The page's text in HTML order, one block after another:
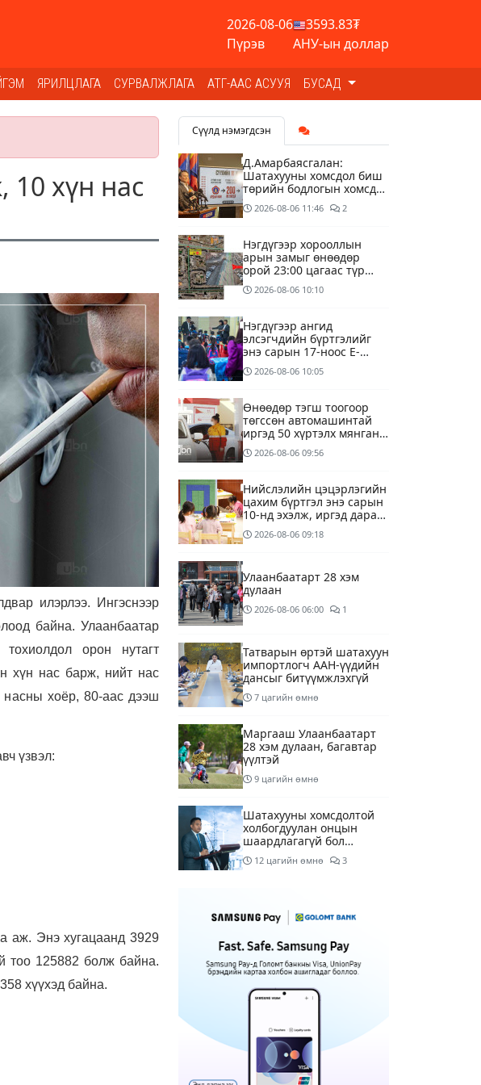
2026-08-06
Пүрэв
3593.83₮
АНУ-ын доллар
ЯРИЛЦЛАГА СУРВАЛЖЛАГА АТГ-ААС АСУУЯ БУСАД
10 хүн нас
илэрлээ. Ингэснээр
байна. Улаанбаатар
орон нутагт
хүн нас барж, нийт нас
насны хоёр, 80-аас дээш
үзвэл:
аж. Энэ хугацаанд 3929
тоо 125882 болж байна.
хүүхэд байна.
Сүүлд нэмэгдсэн
Д.Амарбаясгалан:
Шатахууны хомсдол биш
төрийн бодлогын хомсдол
үүсээд байна
2026-08-06 11:46 2
Нэгдүгээр хорооллын
арын замыг өнөөдөр
орой 23:00 цагаас түр
хааж, борооны ус
зайлуулах шугамын
2026-08-06 10:10
Нэгдүгээр ангид
элсэгчдийн бүртгэлийг
энэ сарын 17-ноос E-
Mongolia системээр
зохион байгуулна
2026-08-06 10:05
Өнөөдөр тэгш тоогоор
төгссөн автомашинтай
иргэд 50 хүртэлх мянган
төгрөгөнд БЕНЗИН авна
2026-08-06 09:56
Нийслэлийн цэцэрлэгийн
цахим бүртгэл энэ сарын
10-нд эхэлж, иргэд дараах
зүйлсийг анхаарах
шаардлагатай
2026-08-06 09:18
Улаанбаатарт 28 хэм
дулаан
2026-08-06 06:00 1
Татварын өртэй шатахуун
импортлогч ААН-үүдийн
дансыг битүүмжлэхгүй
7 цагийн өмнө
Маргааш Улаанбаатарт
28 хэм дулаан, багавтар
үүлтэй
9 цагийн өмнө
Шатахууны хомсдолтой
холбогдуулан онцын
шаардлагагүй бол
Монгол Улсад аялахгүй
байхыг АНУ-ын ЭСЯ-наас
12 цагийн өмнө 3
ийн хэвлэмэл хувилбар
Голомт банкны
12 цагийн өмнө 1
Нөөцийн махны
бүрдүүлэлтэд Нийслэлийн
Засаг дарга
биеэр онцгойлон
анхаарахыг үүрэг
болголоо
Бүх шатанд хэмнэлтийн
горимд шилжиж, найр